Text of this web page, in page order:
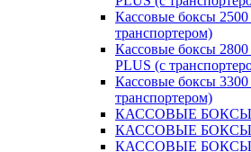
Кассовые боксы
транспортером)
Кассовые боксы
PLUS (с
Кассовые боксы
транспортером)
КАССОВЫЕ БОКСЫ
КАССОВЫЕ БОКСЫ
КАССОВЫЕ БОКСЫ L